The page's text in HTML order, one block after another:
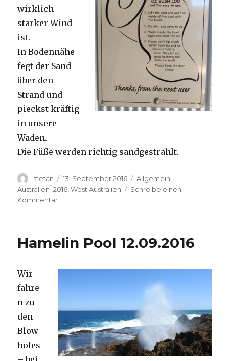
wirklich
starker Wind
ist.
In Bodennähe
fegt der Sand
über den
Strand und
pieckst kräftig
in unsere
Waden.
Die Füße werden richtig sandgestrahlt.
Autor
stefan
Veröffentlicht
am
13. September 2016 Kategorien
Allgemein
Australien_2016 ,West Australien
Schreibe einen
Kommentarzu
Hamelin Pool 12.09.2016
Wir
fahre
n zu
den
Blow
holes